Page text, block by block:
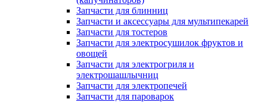
Запчасти для блинниц
Запчасти и аксессуары для мультипекарей
Запчасти для тостеров
Запчасти для электросушилок фруктов и
овощей
Запчасти для электрогриля и
электрошашлычниц
Запчасти для электропечей
Запчасти для пароварок